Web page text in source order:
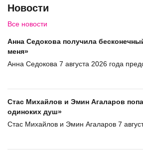
Новости
Все новости
Анна Седокова получила
меня»
Анна Седокова 7 августа 2026 года
Стас Михайлов и Эмин Агаларов
одиноких душ»
Стас Михайлов и Эмин Агаларов 7